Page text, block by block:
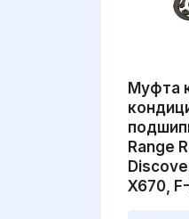
Муфта
Range
X670,